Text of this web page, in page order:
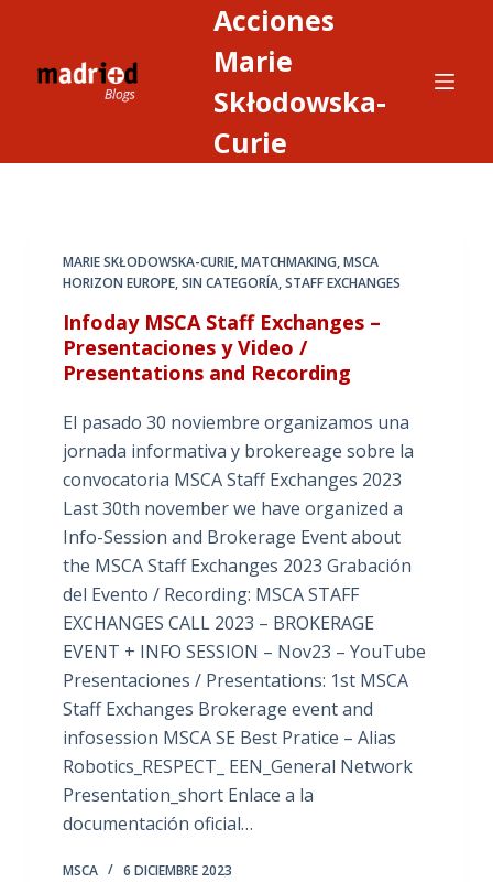
r
Acciones
Marie
Skłodowska-
Curie
MARIE SKŁODOWSKA-CURIE,MATCHMAKING,MSCA
HORIZON EUROPE,SIN CATEGORÍA,STAFF EXCHANGES
Infoday MSCA Staff Exchanges –
Presentaciones y Video /
Presentations and Recording
El pasado 30 noviembre organizamos una
jornada informativa y brokereage sobre la
convocatoria MSCA Staff Exchanges 2023
Last 30th november we have organized a
Info-Session and Brokerage Event about
the MSCA Staff Exchanges 2023 Grabación
del Evento / Recording: MSCA STAFF
EXCHANGES CALL 2023 – BROKERAGE
EVENT + INFO SESSION – Nov23 – YouTube
Presentaciones / Presentations: 1st MSCA
Staff Exchanges Brokerage event and
infosession MSCA SE Best Pratice – Alias
Robotics_RESPECT_ EEN_General Network
Presentation_short Enlace a la
documentación oficial…
MSCA 6 DICIEMBRE 2023